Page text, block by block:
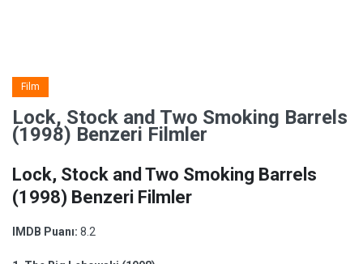
Film
Lock, Stock and Two Smoking Barrels
(1998) Benzeri Filmler
Lock, Stock and Two Smoking Barrels
(1998) Benzeri Filmler
IMDB Puanı: 8.2